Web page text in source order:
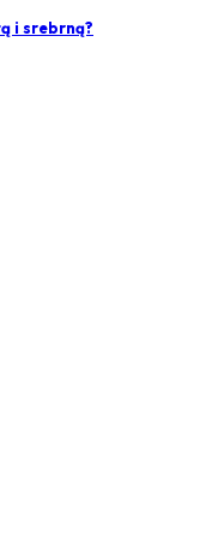
i srebrną?